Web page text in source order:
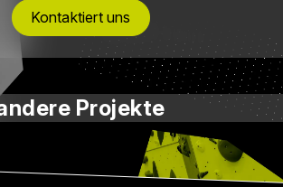
Kontaktiert uns
Projekte